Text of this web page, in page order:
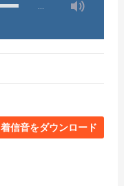
着信音をダウンロード